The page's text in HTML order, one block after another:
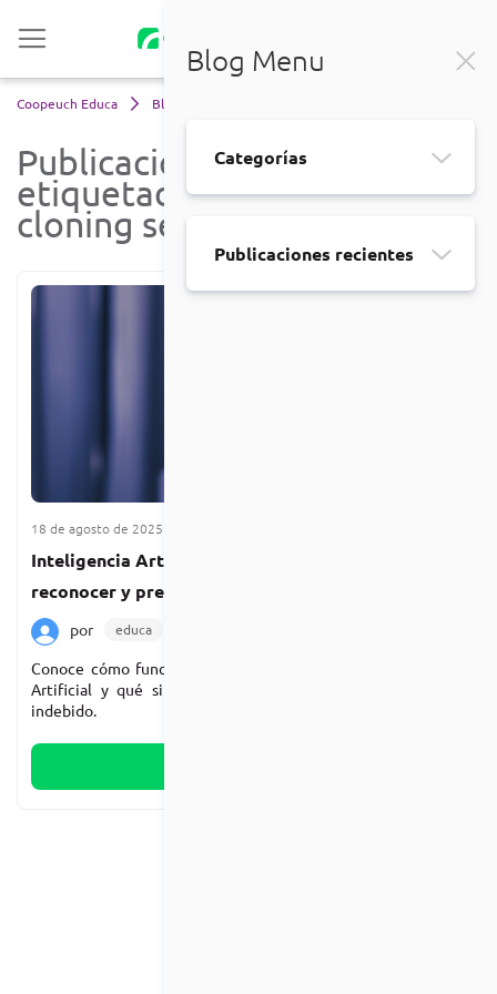
Coopeuch Educa Blog
Publicaciones
etiquetadas 'voice
cloning seguro'
Blog Menu
Categorías
Publicaciones recientes
18 de agosto de 2025
Inteligencia Artificial y clonación de voz: cómo
reconocer y prevenir usos engañosos
por educa
Conoce cómo funciona la clonación de voz con Inteligencia
Artificial y qué simples pasos seguir para prevenir su uso
indebido.